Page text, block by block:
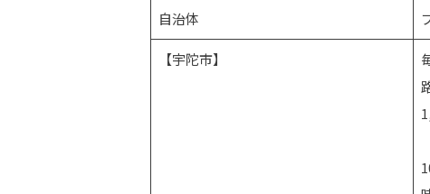
自治体
【宇陀市】